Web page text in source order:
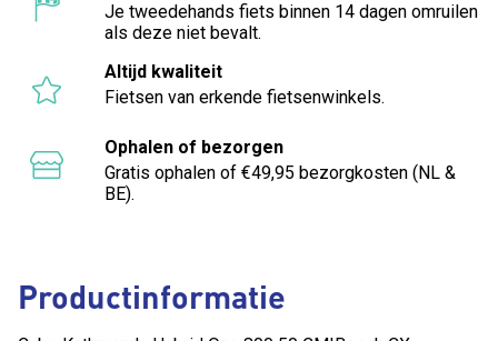
Productinformatie
Je tweedehands fiets binnen 14 dagen omruilen
als deze niet bevalt.
Altijd kwaliteit
Fietsen van erkende fietsenwinkels.
Ophalen of bezorgen
Gratis ophalen of €49,95 bezorgkosten (NL &
BE).